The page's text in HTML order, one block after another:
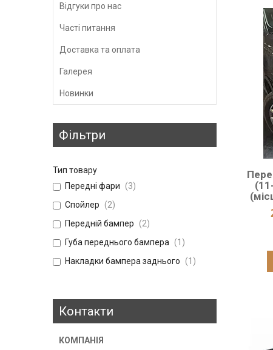
Відгуки про нас
Часті питання
Доставка та оплата
Галерея
Новинки
Фільтри
Тип товару
Передні фари
3
Спойлер
2
Передній бампер
2
Губа переднього бампера
1
Накладки бампера заднього
1
Контакти